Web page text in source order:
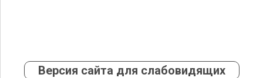
Версия сайта для слабовидящих